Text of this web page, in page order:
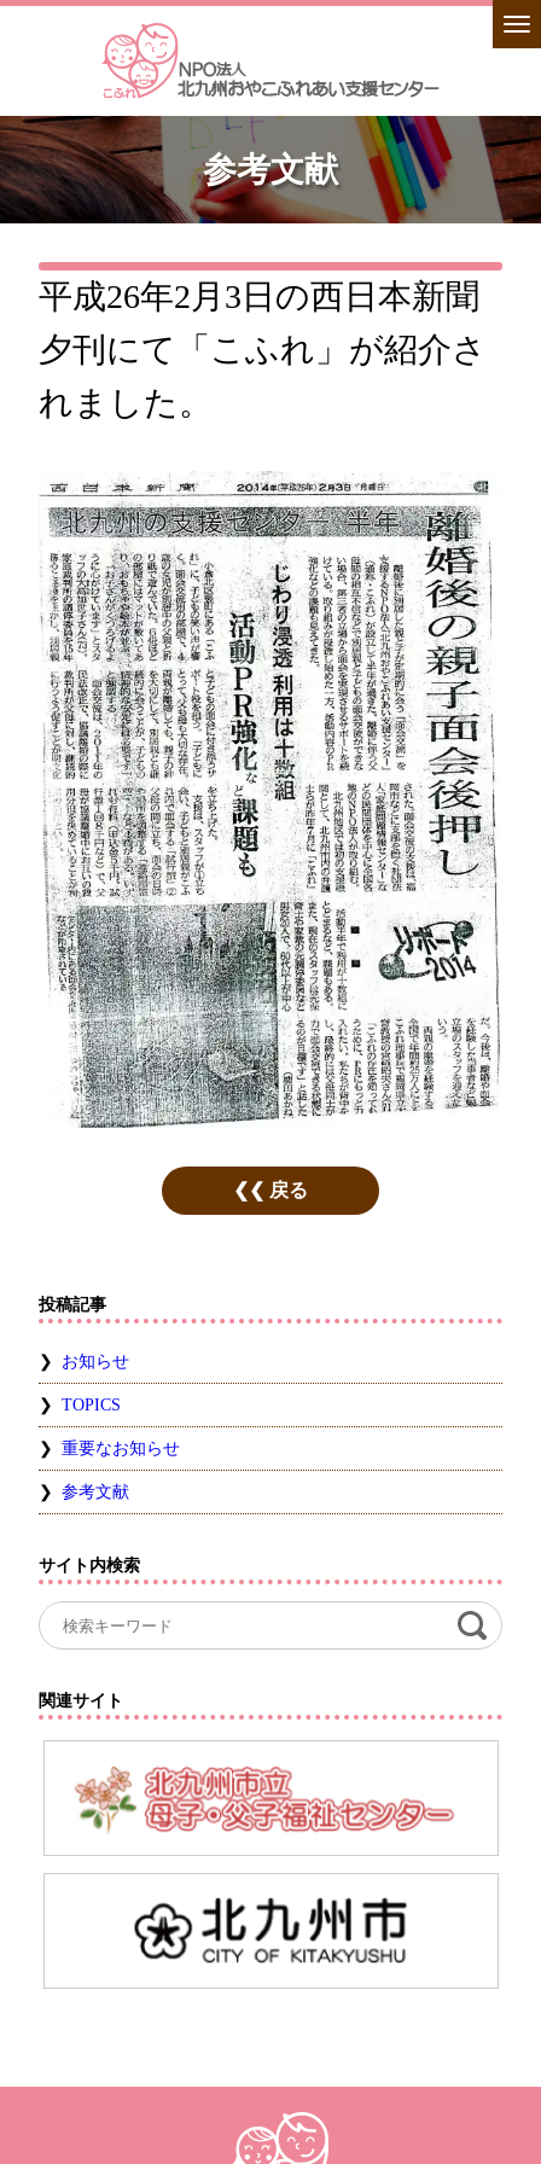
参考文献
平成26年2月3日の西日本新聞
夕刊にて「こふれ」が紹介さ
れました。
戻る
投稿記事
お知らせ
TOPICS
重要なお知らせ
参考文献
サイト内検索
関連サイト